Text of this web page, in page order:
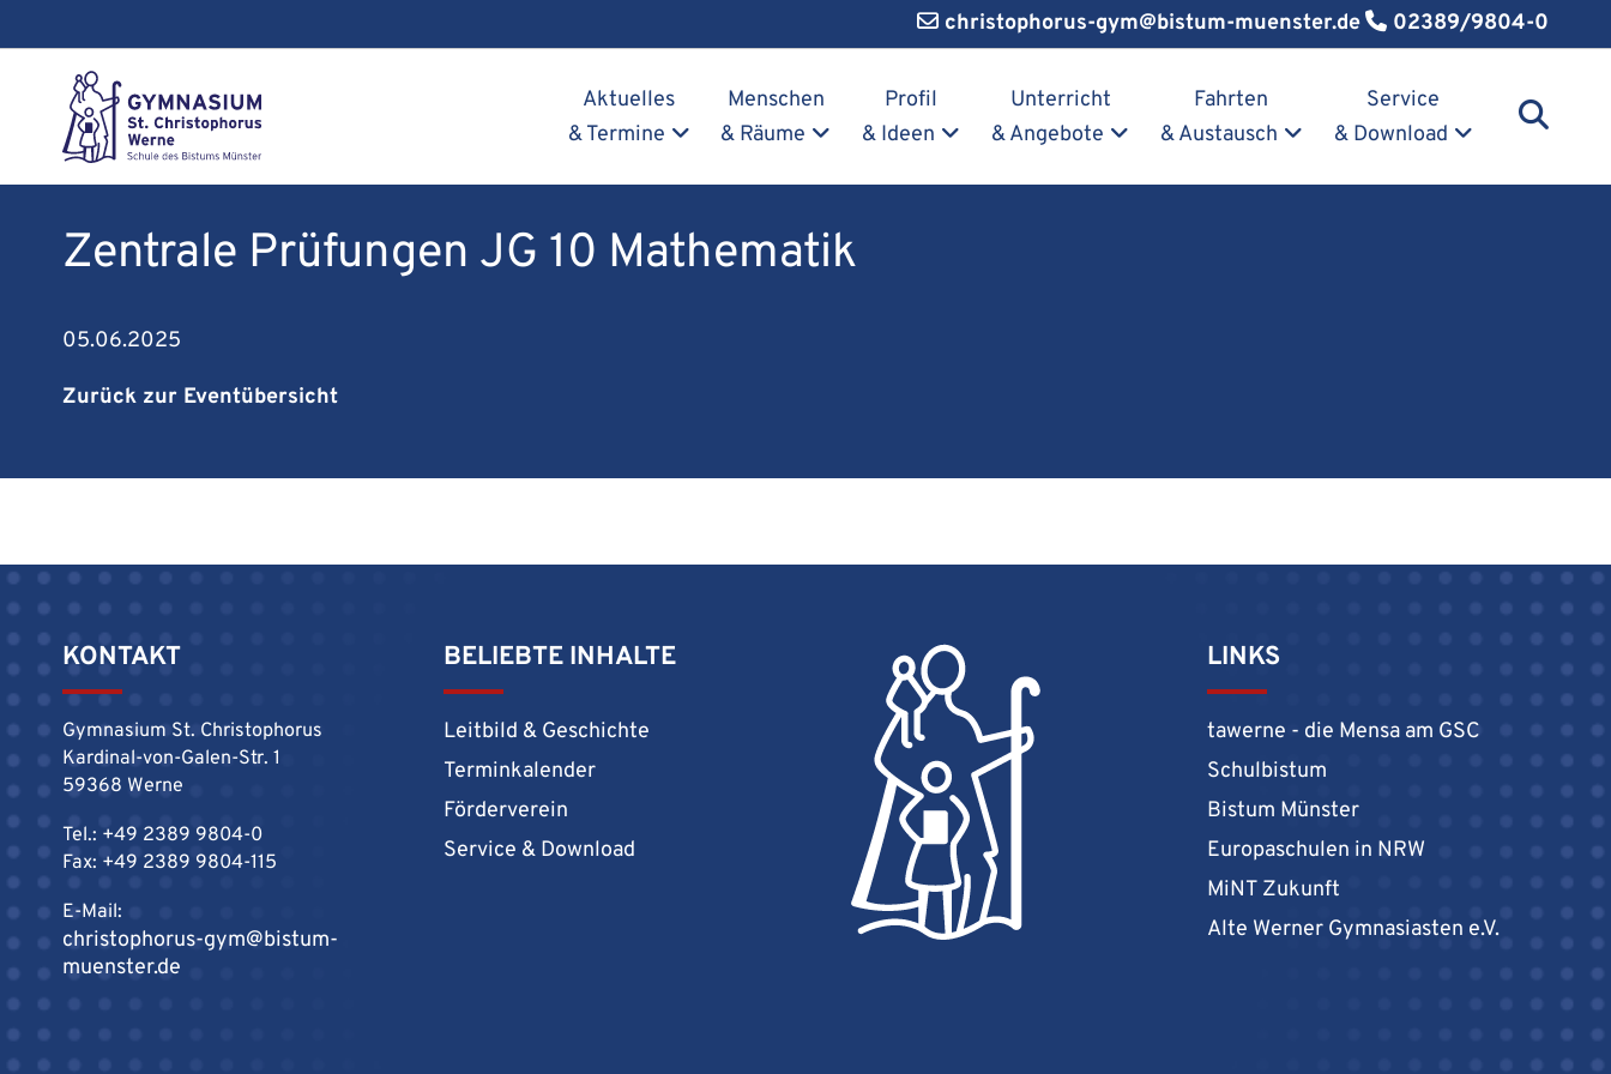
christophorus-gym@bistum-muenster.de
02389/9804-0
Aktuelles
& Termine
Menschen
& Räume
Profil
& Ideen
Unterricht
& Angebote
Fahrten
& Austausch
Service
& Download
Zentrale Prüfungen JG 10 Mathematik
05.06.2025
Zurück zur Eventübersicht
KONTAKT
Gymnasium St. Christophorus
Kardinal-von-Galen-Str. 1
59368 Werne
Tel.: +49 2389 9804-0
Fax: +49 2389 9804-115
E-Mail:
christophorus-gym@bistum-
muenster.de
BELIEBTE INHALTE
Leitbild & Geschichte
Terminkalender
Förderverein
Service & Download
LINKS
tawerne - die Mensa am GSC
Schulbistum
Bistum Münster
Europaschulen in NRW
MiNT Zukunft
Alte Werner Gymnasiasten e.V.